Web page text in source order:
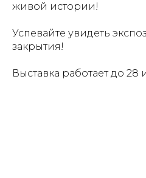
живой истории!
Успевайте увидеть
закрытия!
Выставка работает до 28